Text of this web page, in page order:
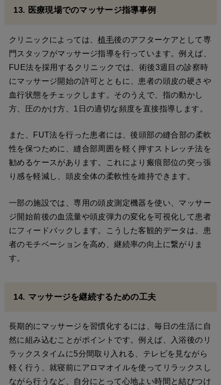
13. 医療現場でのマッサージ指導事例
クリニックによっては、植毛後のアフターケアとして専
門スタッフがマッサージ指導を行っています。例えば、
FUE法を採用するクリニックでは、術後3週目の診察時
にマッサージ開始の許可とともに、患者の頭皮の硬さや
血行状態をチェックします。そのうえで、指の動かし
方、圧のかけ方、1日の適切な頻度を直接指導します。
また、FUT法を行った患者には、後頭部の縫合部の柔軟
性を保つために、縫合部周囲を軽く押すストレッチ法を
勧めるケースがあります。これにより瘢痕部位の突っ張
り感を軽減し、頭皮全体の柔軟性を維持できます。
一部の施設では、専用の頭皮測定機器を使い、マッサー
ジ開始前後の血流量や頭皮弾力の変化を可視化して患者
にフィードバックします。こうした客観的データは、患
者のモチベーションを高め、継続率の向上に繋がりま
す。
14. マッサージを継続するための工夫
長期的にマッサージを習慣化するには、毎日の生活に自
然に組み込むことがポイントです。例えば、入浴後のリ
ラックスタイムに5分間取り入れる、テレビを見ながら
軽く行う、就寝前にアロマオイルを使ってリラックスし
ながら行うなど、自分にとって心地よい時間と結びつけ